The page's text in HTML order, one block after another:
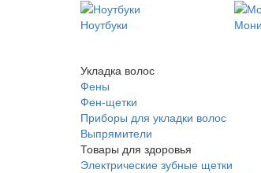
Ноутбуки
Укладка волос
Фены
Фен-щетки
Приборы для укладки волос
Выпрямители
Товары для здоровья
Электрические зубные щетки